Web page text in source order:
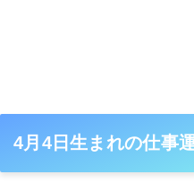
4月4日生まれの仕事